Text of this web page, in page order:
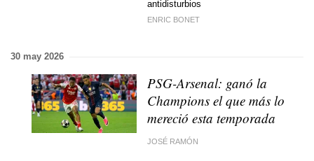
antidisturbios
ENRIC BONET
30 may 2026
PSG-Arsenal: ganó la
Champions el que más lo
mereció esta temporada
JOSÉ RAMÓN